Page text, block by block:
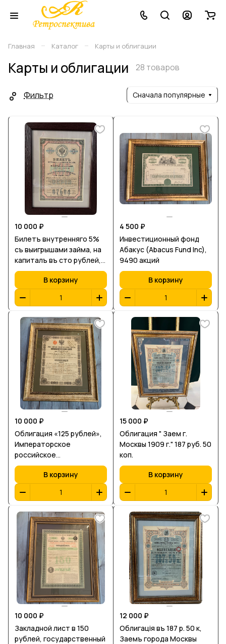
Главная – Каталог – Карты и облигации
Карты и облигации 28 товаров
Фильтр Сначала популярные
10 000 ₽
Билетъ внутренняго 5%
съ выигрышами займа, на
капиталъ въ сто рублей,
1864 г, Государственный
В корзину
4 500 ₽
Инвестиционный фонд
Абакус (Abacus Fund Inc),
9490 акций
В корзину
10 000 ₽
Облигация «125 рублей»,
Императорское
российское
правительство,
Николаевская железная
дорога
В корзину
15 000 ₽
Облигация " Заем г.
Москвы 1909 г." 187 руб. 50
коп.
В корзину
10 000 ₽
Закладной лист в 150
рублей, государственный
12 000 ₽
Облигацiя въ 187 р. 50 к,
Заемъ города Москвы